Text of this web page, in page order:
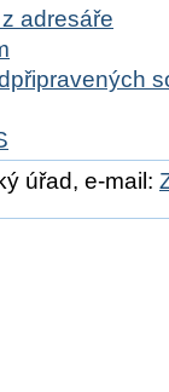
adresáře
úřad, e-mail: